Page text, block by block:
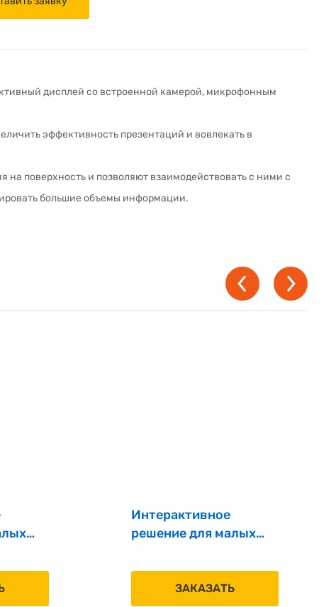
дисплей со встроенной камерой, микрофонным
эффективность презентаций и вовлекать в
поверхность и позволяют взаимодействовать с ними с
большие объемы информации.
Интерактивное
решение для малых
PRO LCD IP 75‘’ MS
ЗАКАЗАТЬ